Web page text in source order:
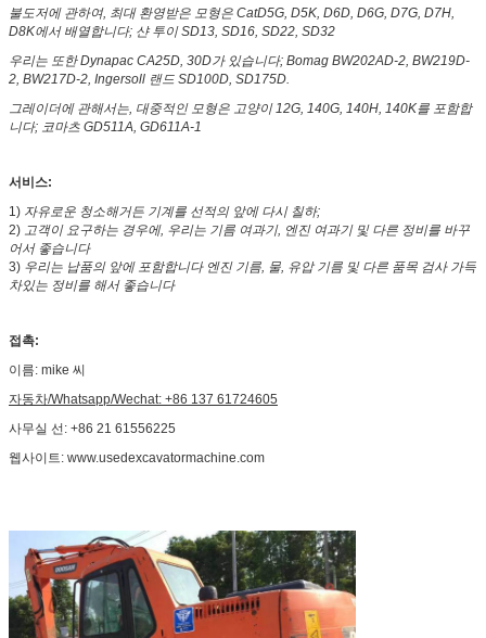
불도저에 관하여, 최대 환영받은 모형은 CatD5G, D5K, D6D, D6G, D7G, D7H,
D8K에서 배열합니다; 샨 투이 SD13, SD16, SD22, SD32
우리는 또한 Dynapac CA25D, 30D가 있습니다; Bomag BW202AD-2, BW219D-
2, BW217D-2, Ingersoll 랜드 SD100D, SD175D.
그레이더에 관해서는, 대중적인 모형은 고양이 12G, 140G, 140H, 140K를 포함합
니다; 코마츠 GD511A, GD611A-1
서비스:
1) 자유로운 청소해거든 기계를 선적의 앞에 다시 칠하;
2) 고객이 요구하는 경우에, 우리는 기름 여과기, 엔진 여과기 및 다른 정비를 바꾸
어서 좋습니다
3) 우리는 납품의 앞에 포함합니다 엔진 기름, 물, 유압 기름 및 다른 품목 검사 가득
차있는 정비를 해서 좋습니다
접촉:
이름: mike 씨
자동차/Whatsapp/Wechat: +86 137 61724605
사무실 선: +86 21 61556225
웹사이트: www.usedexcavatormachine.com